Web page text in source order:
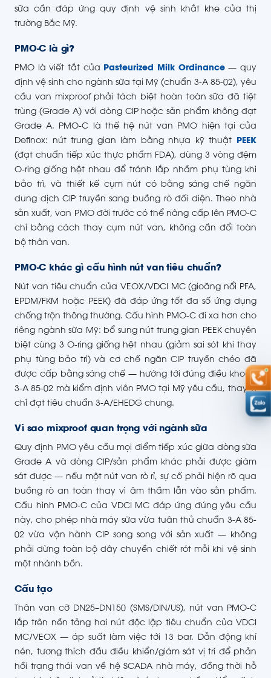
sữa cần đáp ứng quy định vệ sinh khắt khe của thị
trường Bắc Mỹ.
PMO-C là gì?
PMO là viết tắt của Pasteurized Milk Ordinance— quy
định vệ sinh cho ngành sữa tại Mỹ (chuẩn 3-A 85-02), yêu
cầu van mixproof phải tách biệt hoàn toàn sữa đã tiệt
trùng (Grade A) với dòng CIP hoặc sản phẩm không đạt
Grade A. PMO-C là thế hệ nút van PMO hiện tại của
Definox: nút trung gian làm bằng nhựa kỹ thuật PEEK
(đạt chuẩn tiếp xúc thực phẩm FDA), dùng 3 vòng đệm
O-ring giống hệt nhau để tránh lắp nhầm phụ tùng khi
bảo trì, và thiết kế cụm nút có bằng sáng chế ngăn
dung dịch CIP truyền sang buồng rò đối diện. Theo nhà
sản xuất, van PMO đời trước có thể nâng cấp lên PMO-C
chỉ bằng cách thay cụm nút van, không cần đổi toàn
bộ thân van.
PMO-C khác gì cấu hình nút van tiêu chuẩn?
Nút van tiêu chuẩn của VEOX/VDCI MC (gioăng nổi PFA,
EPDM/FKM hoặc PEEK) đã đáp ứng tốt đa số ứng dụng
chống trộn thông thường. Cấu hình PMO-C đi xa hơn cho
riêng ngành sữa Mỹ: bổ sung nút trung gian PEEK chuyên
biệt cùng 3 O-ring giống hệt nhau (giảm sai sót khi thay
phụ tùng bảo trì) và cơ chế ngăn CIP truyền chéo đã
được cấp bằng sáng chế — hướng tới đúng điều khoản
3-A 85-02 mà kiểm định viên PMO tại Mỹ yêu cầu, thay vì
chỉ đạt tiêu chuẩn 3-A/EHEDG chung.
Vì sao mixproof quan trọng với ngành sữa
Quy định PMO yêu cầu mọi điểm tiếp xúc giữa dòng sữa
Grade A và dòng CIP/sản phẩm khác phải được giám
sát được — nếu một nút van rò rỉ, sự cố phải hiện rõ qua
buồng rò an toàn thay vì âm thầm lẫn vào sản phẩm.
Cấu hình PMO-C của VDCI MC đáp ứng đúng yêu cầu
này, cho phép nhà máy sữa vừa tuân thủ chuẩn 3-A 85-
02 vừa vận hành CIP song song với sản xuất — không
phải dừng toàn bộ dây chuyền chiết rót mỗi khi vệ sinh
một nhánh bồn.
Cấu tạo
Thân van cỡ DN25–DN150 (SMS/DIN/US), nút van PMO-C
lắp trên nền tảng hai nút độc lập tiêu chuẩn của VDCI
MC/VEOX — áp suất làm việc tới 13 bar. Dẫn động khí
nén, tương thích đầu điều khiển/giám sát vị trí để phản
hồi trạng thái van về hệ SCADA nhà máy, đồng thời hỗ